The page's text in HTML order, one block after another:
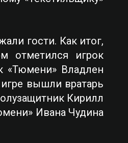
гости. Как итог,
отметился игрок
«Тюмени» Владлен
вышли вратарь
Кирилл
Ивана Чудина